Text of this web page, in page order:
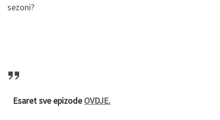
sezoni?
Esaret sve epizodeOVDJE.